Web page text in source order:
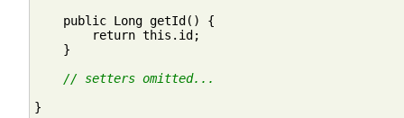
    public Long getId() {
        return this.id;
    }
// setters omitted...
}